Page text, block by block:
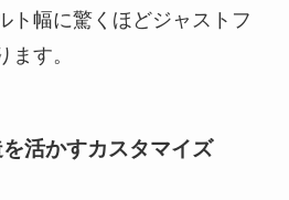
ト幅に驚くほどジャストフ
ます。
活かすカスタマイズ